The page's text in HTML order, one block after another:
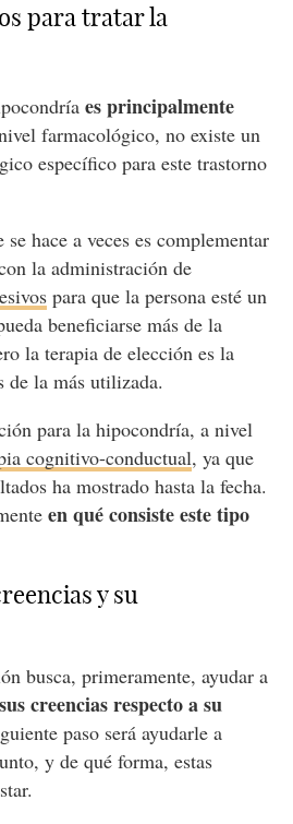
para tratar la
es principalmente
farmacológico, no existe un
específico para este trastorno
hace a veces es complementar
la administración de
para que la persona esté un
beneficiarse más de la
la terapia de elección es la
de la más utilizada.
para la hipocondría, a nivel
cognitivo-conductual, ya que
ha mostrado hasta la fecha.
en qué consiste este tipo
y su
busca, primeramente, ayudar a
creencias respecto a su
paso será ayudarle a
y de qué forma, estas